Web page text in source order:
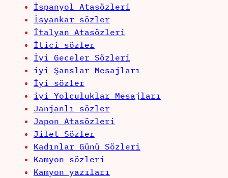
İspanyol Atasözleri
İsyankar sözler
İtalyan Atasözleri
İtici sözler
İyi Geceler Sözleri
iyi Şanslar Mesajları
İyi sözler
iyi Yolculuklar Mesajları
Janjanlı sözler
Japon Atasözleri
Jilet Sözler
Kadınlar Günü Sözleri
Kamyon sözleri
Kamyon yazıları